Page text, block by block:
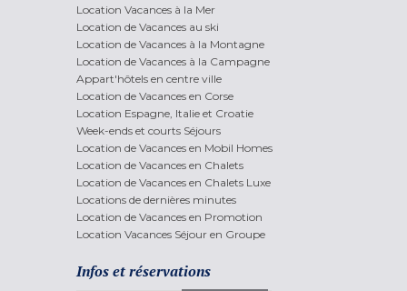
Location Vacances à la Mer
Location de Vacances au ski
Location de Vacances à la Montagne
Location de Vacances à la Campagne
Appart'hôtels en centre ville
Location de Vacances en Corse
Location Espagne, Italie et Croatie
Week-ends et courts Séjours
Location de Vacances en Mobil Homes
Location de Vacances en Chalets
Location de Vacances en Chalets Luxe
Locations de dernières minutes
Location de Vacances en Promotion
Location Vacances Séjour en Groupe
Infos et réservations